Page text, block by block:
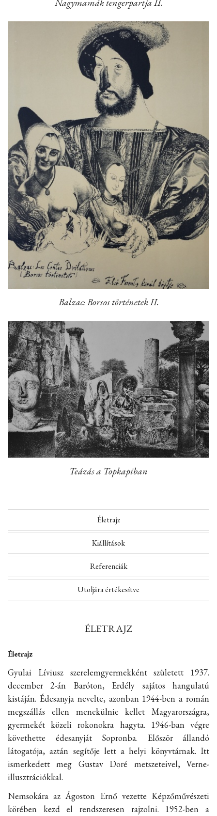
Nagymamák tengerpartja II.
Balzac: Borsos történetek II.
Teázás a Topkapiban
Életrajz
Kiállítások
Referenciák
Utoljára értékesítve
ÉLETRAJZ
Életrajz
Gyulai Líviusz szerelemgyermekként született 1937.
december 2-án Baróton, Erdély sajátos hangulatú
kistáján. Édesanyja nevelte, azonban 1944-ben a román
megszállás ellen menekülnie kellet Magyarországra,
gyermekét közeli rokonokra hagyta. 1946-ban végre
követhette édesanyját Sopronba. Először állandó
látogatója, aztán segítője lett a helyi könyvtárnak. Itt
ismerkedett meg Gustav Doré metszeteivel, Verne-
illusztrációkkal.
Nemsokára az Ágoston Ernő vezette Képzőművészeti
körében kezd el rendszeresen rajzolni. 1952-ben a